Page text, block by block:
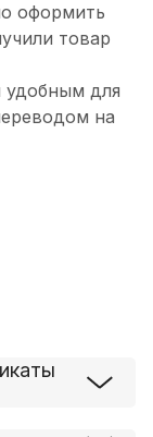
оформить
товар
для
на